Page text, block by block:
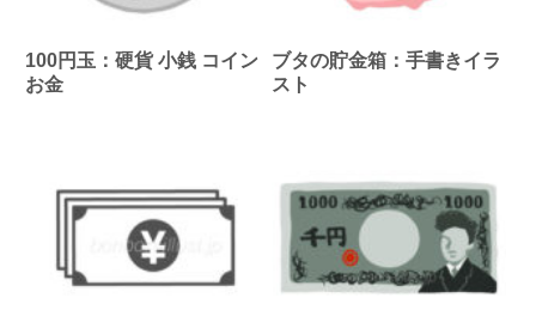
100円玉：硬貨 小銭 コイン
お金
ブタの貯金箱：手書きイラ
スト